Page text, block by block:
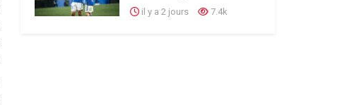
il y a 2 jours 7.4k